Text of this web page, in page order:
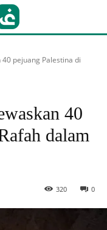
pejuang Palestina di
40
dalam
0
320